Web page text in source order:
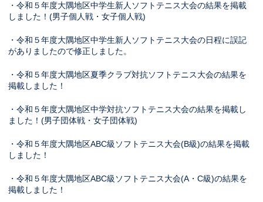
・令和５年度大隅地区中学生新人ソフトテニス大会の結果を掲載
しました！(男子個人戦・女子個人戦)
・令和５年度大隅地区中学生新人ソフトテニス大会の日程に誤記
がありましたので修正しました。
・令和５年度大隅地区夏季クラブ対抗ソフトテニス大会の結果を
掲載しました！
・令和５年度大隅地区中学対抗ソフトテニス大会の結果を掲載し
ました！(男子団体戦・女子団体戦)
・令和５年度大隅地区ABC級ソフトテニス大会(B級)の結果を掲載
しました！
・令和５年度大隅地区ABC級ソフトテニス大会(A・C級)の結果を
掲載しました！